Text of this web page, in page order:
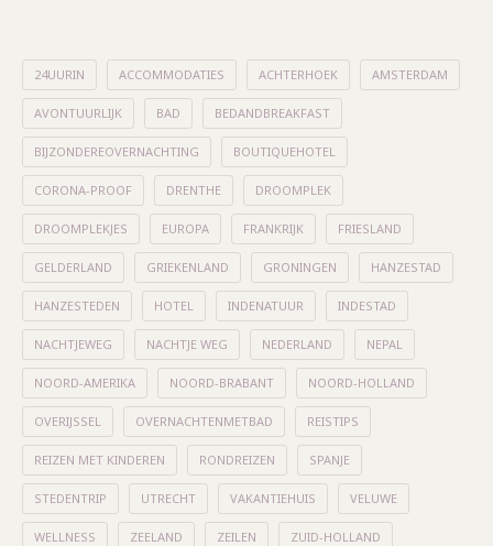
24UURIN ACCOMMODATIES ACHTERHOEK AMSTERDAM
AVONTUURLIJK BAD BEDANDBREAKFAST
BIJZONDEREOVERNACHTING BOUTIQUEHOTEL
CORONA-PROOF DRENTHE DROOMPLEK
DROOMPLEKJES EUROPA FRANKRIJK FRIESLAND
GELDERLAND GRIEKENLAND GRONINGEN HANZESTAD
HANZESTEDEN HOTEL INDENATUUR INDESTAD
NACHTJEWEG NACHTJE WEG NEDERLAND NEPAL
NOORD-AMERIKA NOORD-BRABANT NOORD-HOLLAND
OVERIJSSEL OVERNACHTENMETBAD REISTIPS
REIZEN MET KINDEREN RONDREIZEN SPANJE
STEDENTRIP UTRECHT VAKANTIEHUIS VELUWE
WELLNESS ZEELAND ZEILEN ZUID-HOLLAND